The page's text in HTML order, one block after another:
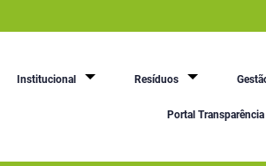
Institucional Resíduos
Portal Transparência